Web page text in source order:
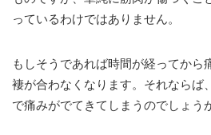
っているわけではありません。
もしそうであれば時間が経ってから
褄が合わなくなります。それならば
で痛みがでてきてしまうのでしょう